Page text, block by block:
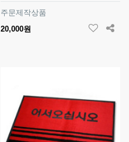
주문제작상품
20,000원